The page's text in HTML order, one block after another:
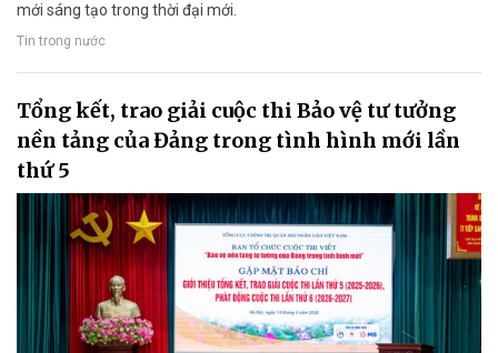
mới sáng tạo trong thời đại mới.
Tin trong nước
Tổng kết, trao giải cuộc thi Bảo vệ tư tưởng
nền tảng của Đảng trong tình hình mới lần
thứ 5